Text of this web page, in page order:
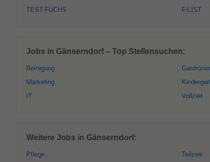
TEST-FUCHS
F/LIST
Jobs in Gänserndorf – Top Stellensuchen:
Reinigung
Marketing
IT
Vollzeit
Weitere Jobs in Gänserndorf:
Pflege
Teilzeit